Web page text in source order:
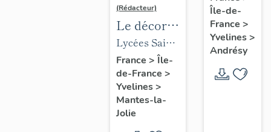
(Rédacteur)
Le décor
des lycées
de Mantes
Lycées Saint-
Exupéry et
Jean Rostand
France > Île-
de-France >
Yvelines>
Mantes-la-
Jolie
l'église
Saint-
Germain-
de-
Paris
Saint-
Germain
Île-de-
France >
Yvelines>
Andrésy